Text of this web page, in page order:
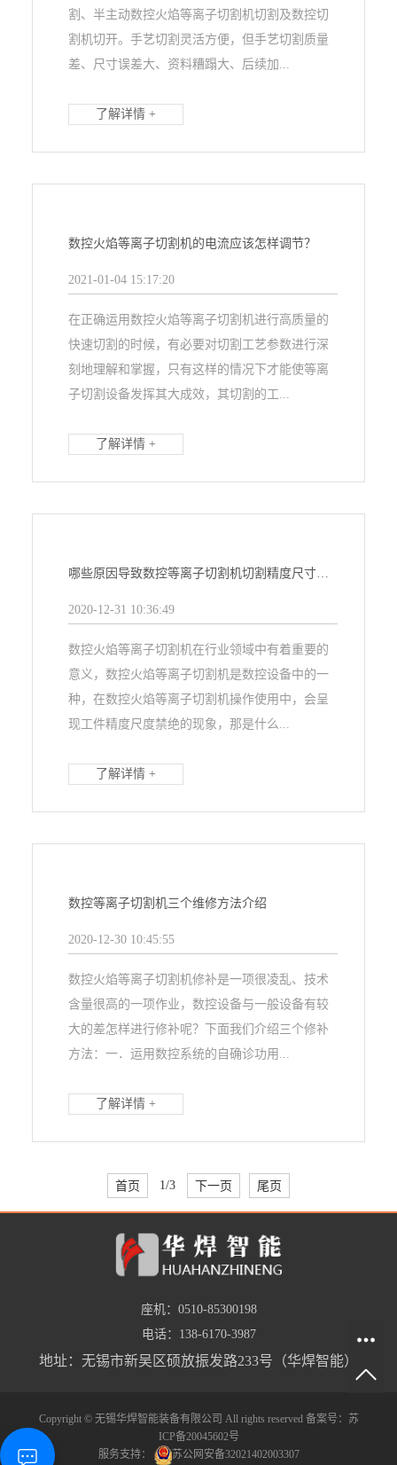
割、半主动数控火焰等离子切割机切割及数控切
割机切开。手艺切割灵活方便，但手艺切割质量
差、尺寸误差大、资料糟蹋大、后续加...
了解详情 +
数控火焰等离子切割机的电流应该怎样调节？
2021-01-04 15:17:20
在正确运用数控火焰等离子切割机进行高质量的
快速切割的时候，有必要对切割工艺参数进行深
刻地理解和掌握，只有这样的情况下才能使等离
子切割设备发挥其大成效，其切割的工...
了解详情 +
哪些原因导致数控等离子切割机切割精度尺寸不准？
2020-12-31 10:36:49
数控火焰等离子切割机在行业领域中有着重要的
意义，数控火焰等离子切割机是数控设备中的一
种，在数控火焰等离子切割机操作使用中，会呈
现工件精度尺度禁绝的现象，那是什么...
了解详情 +
数控等离子切割机三个维修方法介绍
2020-12-30 10:45:55
数控火焰等离子切割机修补是一项很凌乱、技术
含量很高的一项作业，数控设备与一般设备有较
大的差怎样进行修补呢？下面我们介绍三个修补
方法：一．运用数控系统的自确诊功用...
了解详情 +
首页 1/3 下一页 尾页
座机：0510-85300198
电话：138-6170-3987
地址：无锡市新吴区硕放振发路233号（华焊智能）
Copyright © 无锡华焊智能装备有限公司 All rights reserved 备案号：
苏
ICP备20045602号
服务支持：
苏公网安备32021402003307